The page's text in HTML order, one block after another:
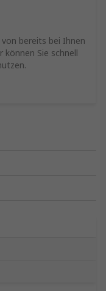
bereits bei Ihnen
können Sie schnell